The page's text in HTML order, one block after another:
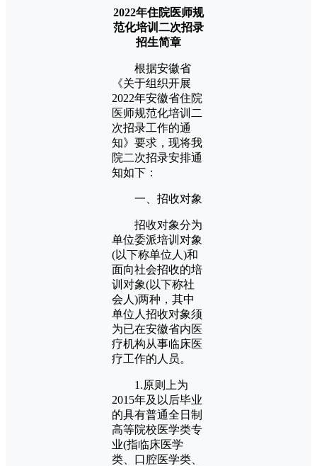
2022年住院医师规
范化培训二次招录
招生简章
根据安徽省
《关于组织开展
2022年安徽省住院
医师规范化培训二
次招录工作的通
知》要求，现将我
院二次招录安排通
知如下：
一、招收对象
招收对象分为
单位委派培训对象
(以下称单位人)和
面向社会招收的培
训对象(以下称社
会人)两种，其中
单位人招收对象须
为已在安徽省内医
疗机构从事临床医
疗工作的人员。
1.原则上为
2015年及以后毕业
的具有普通全日制
高等院校医学类专
业(指临床医学
类、口腔医学类、